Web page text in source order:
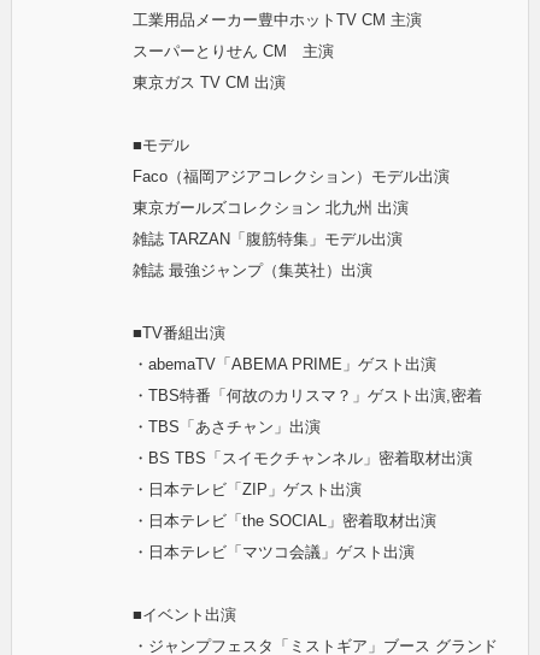
工業用品メーカー豊中ホットTV CM 主演
スーパーとりせん CM 主演
東京ガス TV CM 出演
■モデル
Faco（福岡アジアコレクション）モデル出演
東京ガールズコレクション 北九州 出演
雑誌 TARZAN「腹筋特集」モデル出演
雑誌 最強ジャンプ（集英社）出演
■TV番組出演
・abemaTV「ABEMA PRIME」ゲスト出演
・TBS特番「何故のカリスマ？」ゲスト出演,密着
・TBS「あさチャン」出演
・BS TBS「スイモクチャンネル」密着取材出演
・日本テレビ「ZIP」ゲスト出演
・日本テレビ「the SOCIAL」密着取材出演
・日本テレビ「マツコ会議」ゲスト出演
■イベント出演
・ジャンプフェスタ「ミストギア」ブース グランド